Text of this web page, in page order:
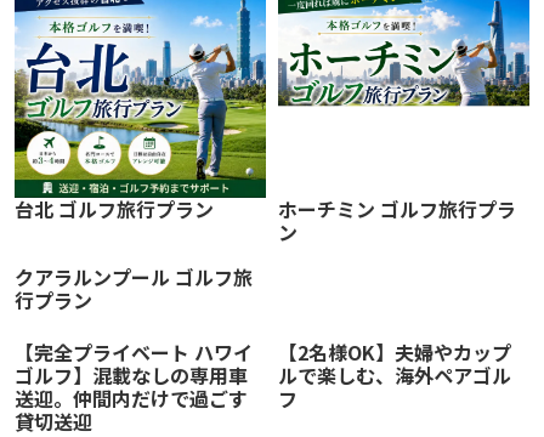
台北 ゴルフ旅行プラン ホーチミン ゴルフ旅行プラ
ン
クアラルンプール ゴルフ旅
行プラン
【完全プライベート ハワイ
ゴルフ】混載なしの専用車
送迎。仲間内だけで過ごす
貸切送迎
【2名様OK】夫婦やカップ
ルで楽しむ、海外ペアゴル
フ